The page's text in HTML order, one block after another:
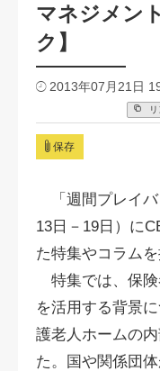
マネジメン
ク】
2013年07月21日
保存
「週間プレイバ
13日－19日）に
た特集やコラムを
特集では、保険
を活用する背景
護老人ホームの
た。国や関係団